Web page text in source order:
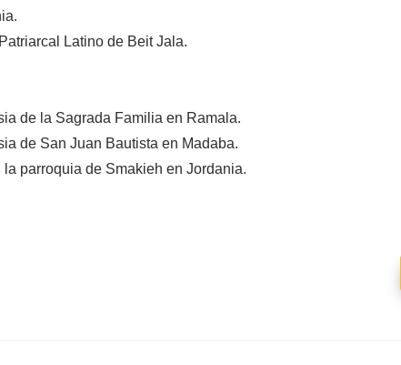
Latino de Beit Jala.
de la Sagrada Familia en Ramala.
de San Juan Bautista en Madaba.
parroquia de Smakieh en Jordania.